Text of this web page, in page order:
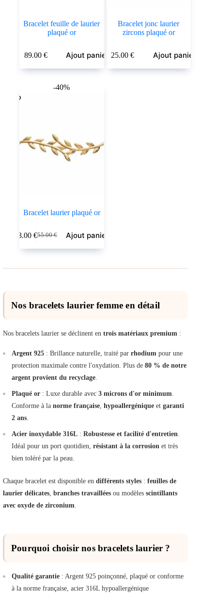
Bracelet feuille de laurier
plaqué or
89.00 € Ajout panier
Bracelet jonc laurier
zircons plaqué or
25.00€ Ajout panier
-40%
Bracelet laurier plaqué or
55.00€
Le
prix
33.00€Le
prix
Ajout panier
Nos bracelets laurier femme en détail
Nos bracelets laurier se déclinent en trois matériaux premium :
Argent 925 : Brillance naturelle, traité par rhodium pour une
protection maximale contre l'oxydation. Plus de 80 % de notre
argent provient du recyclage.
Plaqué or : Luxe durable avec 3 microns d'or minimum.
Conforme à la norme française, hypoallergénique et garanti
2 ans.
Acier inoxydable 316L : Robustesse et facilité d'entretien.
Idéal pour un port quotidien, résistant à la corrosion et très
bien toléré par la peau.
Chaque bracelet est disponible en différents styles : feuilles de
laurier délicates, branches travaillées ou modèles scintillants
avec oxyde de zirconium.
Pourquoi choisir nos bracelets laurier ?
Qualité garantie : Argent 925 poinçonné, plaqué or conforme
à la norme française, acier 316L hypoallergénique